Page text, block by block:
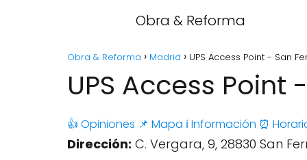
Obra & Reforma
Obra & Reforma Madrid UPS Access Point - San
UPS Access
👍 Opiniones 📌 Mapa ℹ️ Información ⏰
Dirección: C. Vergara, 9, 28830 San